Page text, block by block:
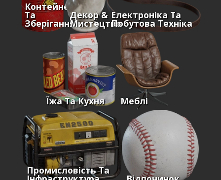
Контейнери
Та
Зберігання
Декор &
Мистецтво
Електроніка Та
Побутова Техніка
Їжа Та Кухня Меблі
Промисловість Та